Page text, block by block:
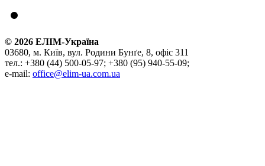
© 2026 ЕЛІМ-Україна
03680, м. Київ, вул. Родини Бунґе, 8, офіс 311
тел.: +380 (44) 500-05-97; +380 (95) 940-55-09;
e-mail: office@elim-ua.com.ua